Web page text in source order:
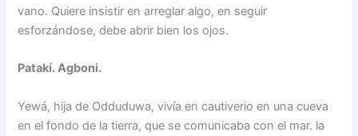
vano. Quiere insistir en arreglar algo, en seguir
esforzándose, debe abrir bien los ojos.
Patakí. Agboni.
Yewá, hija de Odduduwa, vivía en cautiverio en una cueva
en el fondo de la tierra, que se comunicaba con el mar. la